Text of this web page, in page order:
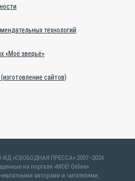
технологий
«Моё зверьё»
сайтов)
ИД «СВОБОДНАЯ ПРЕССА» 2007–2024
на портале «МОЁ! Online»
авторами и читателями,